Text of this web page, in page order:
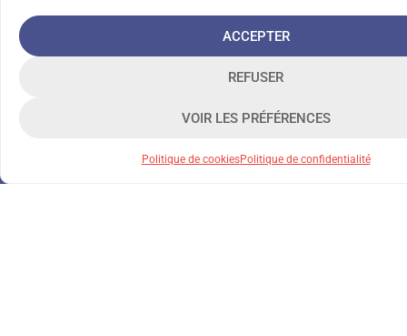
ACCEPTER
REFUSER
VOIR LES PRÉFÉRENCES
Politique de cookiesPolitique de confidentialité